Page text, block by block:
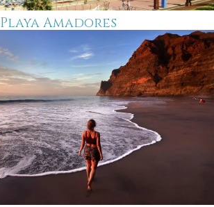
Playa Amadores